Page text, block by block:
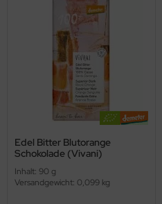
Edel Bitter Blutorange
Schokolade (Vivani)
Inhalt: 90 g
Versandgewicht: 0,099 kg